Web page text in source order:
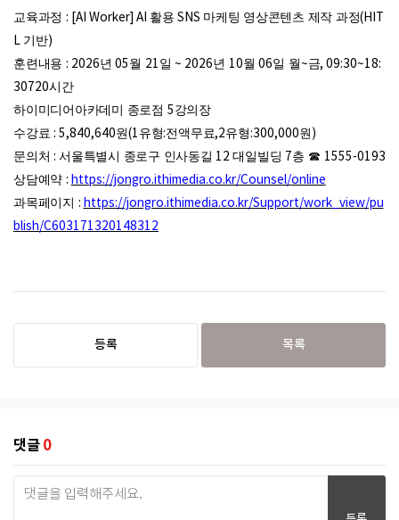
교육과정 : [AI Worker] AI 활용 SNS 마케팅 영상콘텐츠 제작 과정(HIT
L 기반)
훈련내용 : 2026년05 월 21 일~ 2026년 10월06일 월~금, 09:30~18:
30720시간
하이미디어아카데미 종로점 5 강의장
수강료 : 5,840,640원(1 유형:전액무료,2유형:300,000원 )
문의처 : 서울특별시 종로구 인사동길 12대일빌딩 7층 ☎ 1555-0193
상담예약 : https://jongro.ithimedia.co.kr/Counsel/online
과목페이지 : https://jongro.ithimedia.co.kr/Support/work_view/pu
blish/C603171320148312
등록 목록
댓글 0